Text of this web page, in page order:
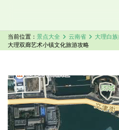
当前位置： 景点大全 chevron_right 云南省 chevron_right 大理白族
大理双廊艺术小镇文化旅游攻略
大理双廊艺术小镇文化卫星地图加载